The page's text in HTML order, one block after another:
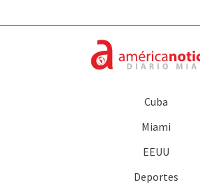
Cuba
Miami
EEUU
Deportes